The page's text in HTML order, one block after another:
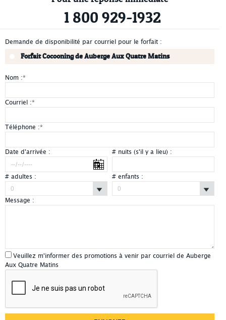
1 800 929-1932
Demande de disponibilité par courriel pour le forfait :
Forfait Cocooning de Auberge Aux Quatre Matins
Nom :*
Courriel :*
Téléphone :*
Date d'arrivée : # nuits (s'il y a lieu) :
# adultes : # enfants :
Message :
Veuillez m'informer des promotions à venir par courriel de Auberge
Aux Quatre Matins